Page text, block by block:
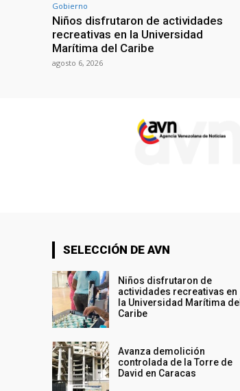
Gobierno
Niños disfrutaron de actividades
recreativas en la Universidad
Marítima del Caribe
agosto 6, 2026
SELECCIÓN DE AVN
Niños disfrutaron de
actividades recreativas en
la Universidad Marítima del
Caribe
Avanza demolición
controlada de la Torre de
David en Caracas